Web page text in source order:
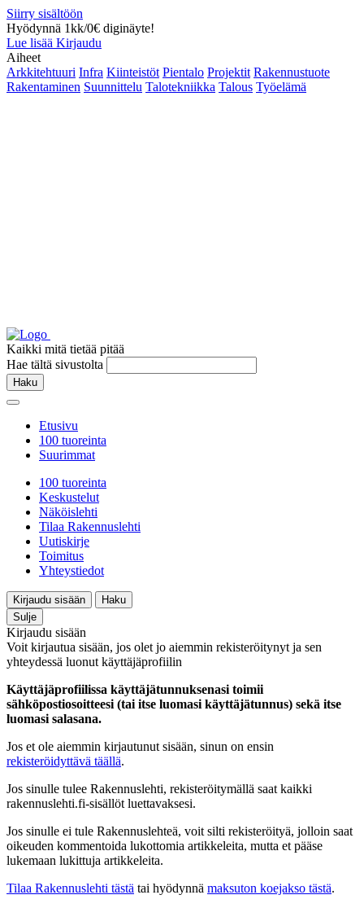
Siirry sisältöön
Hyödynnä 1kk/0€ diginäyte!
Lue lisää Kirjaudu
Aiheet
Arkkitehtuuri Infra Kiinteistöt Pientalo Projektit Rakennustuote
Rakentaminen Suunnittelu Talotekniikka Talous Työelämä
Kaikki mitä tietää pitää
Hae tältä sivustolta
Haku
Etusivu
100 tuoreinta
Suurimmat
100 tuoreinta
Keskustelut
Näköislehti
Tilaa Rakennuslehti
Uutiskirje
Toimitus
Yhteystiedot
Kirjaudu sisään
Haku
Sulje
Kirjaudu sisään
Voit kirjautua sisään, jos olet jo aiemmin rekisteröitynyt ja sen
yhteydessä luonut käyttäjäprofiilin
Käyttäjäprofiilissa käyttäjätunnuksenasi toimii
sähköpostiosoitteesi (tai itse luomasi käyttäjätunnus) sekä itse
luomasi salasana.
Jos et ole aiemmin kirjautunut sisään, sinun on ensin
rekisteröidyttävä täällä.
Jos sinulle tulee Rakennuslehti, rekisteröitymällä saat kaikki
rakennuslehti.fi-sisällöt luettavaksesi.
Jos sinulle ei tule Rakennuslehteä, voit silti rekisteröityä, jolloin saat
oikeuden kommentoida lukottomia artikkeleita, mutta et pääse
lukemaan lukittuja artikkeleita.
Tilaa Rakennuslehti tästä tai hyödynnä maksuton koejakso tästä.